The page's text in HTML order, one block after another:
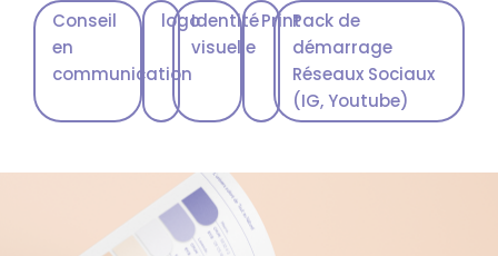
Conseil
en
communication
logoIdentité
visuelle
PrintPack de
démarrage
Réseaux Sociaux
(IG, Youtube)